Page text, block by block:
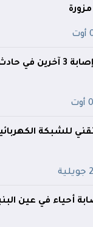
البواقي
للشبكة